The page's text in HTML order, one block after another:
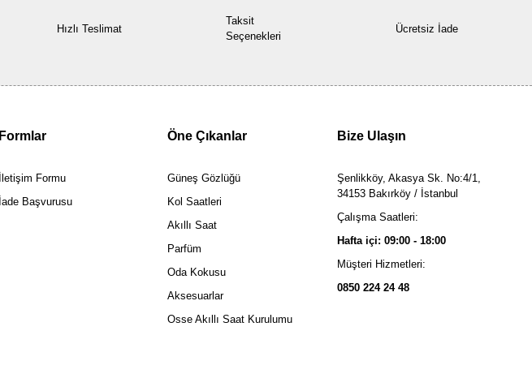
Hızlı Teslimat
Taksit
Seçenekleri
Ücretsiz İade
Formlar
İletişim Formu
İade Başvurusu
Öne Çıkanlar
Güneş Gözlüğü
Kol Saatleri
Akıllı Saat
Parfüm
Oda Kokusu
Aksesuarlar
Osse Akıllı Saat Kurulumu
Bize Ulaşın
Şenlikköy, Akasya Sk. No:4/1,
34153 Bakırköy / İstanbul
Çalışma Saatleri:
Hafta içi: 09:00 - 18:00
Müşteri Hizmetleri:
0850 224 24 48